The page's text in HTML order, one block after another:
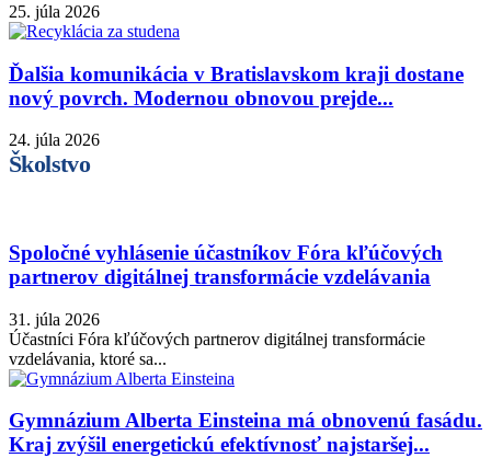
25. júla 2026
Ďalšia komunikácia v Bratislavskom kraji dostane
nový povrch. Modernou obnovou prejde...
24. júla 2026
Školstvo
Spoločné vyhlásenie účastníkov Fóra kľúčových
partnerov digitálnej transformácie vzdelávania
31. júla 2026
Účastníci Fóra kľúčových partnerov digitálnej transformácie
vzdelávania, ktoré sa...
Gymnázium Alberta Einsteina má obnovenú fasádu.
Kraj zvýšil energetickú efektívnosť najstaršej...